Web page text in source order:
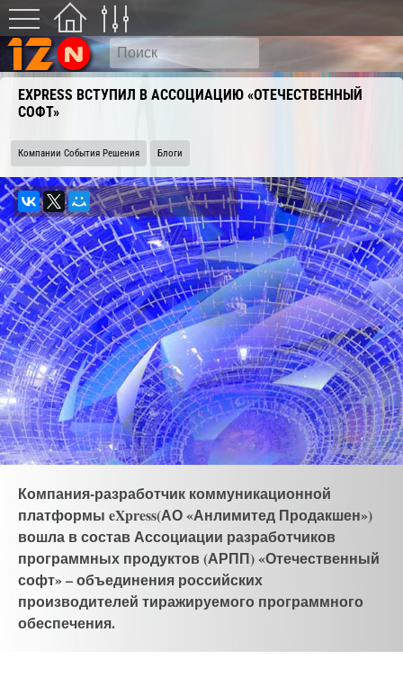
EXPRESS ВСТУПИЛ В АССОЦИАЦИЮ «ОТЕЧЕСТВЕННЫЙ
СОФТ»
Компании События Решения Блоги
Компания-разработчик коммуникационной
платформы eXpress(АО «Анлимитед Продакшен»)
вошла в состав Ассоциации разработчиков
программных продуктов (АРПП) «Отечественный
софт» – объединения российских
производителей тиражируемого программного
обеспечения.